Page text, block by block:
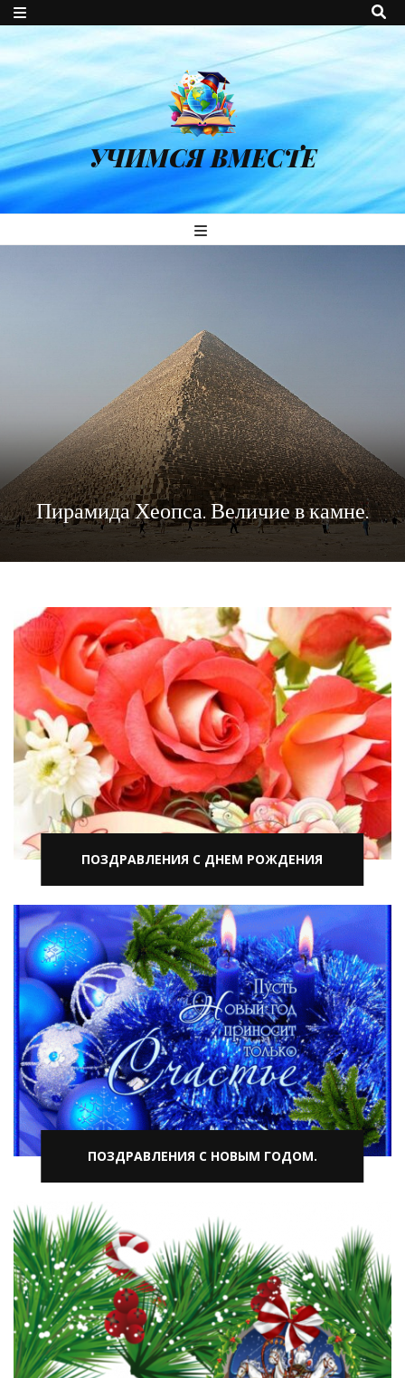
УЧИМСЯ ВМЕСТЕ
Пирамида Хеопса. Величие в камне.
ПОЗДРАВЛЕНИЯ С ДНЕМ РОЖДЕНИЯ
ПОЗДРАВЛЕНИЯ С НОВЫМ ГОДОМ.